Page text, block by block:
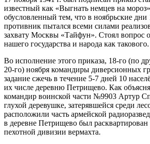
известный как «Выгнать немцев на
обусловленный тем, что в ноябрьские дни
противник пытался всеми силами
захвату Москвы «Тайфун». Стоял вопрос
нашего государства и народа как такового.
Во исполнение этого приказа, 18-го (по
20-го) ноября командиры диверсионных
задание сжечь в течение 5-7 дней 10
их числе деревню Петрищево. Как
командир воинской части №9903 Артур
глухой деревушке, затерявшейся среди
расположили часть армейской
в деревне Петрищево был
пехотной дивизии вермахта.